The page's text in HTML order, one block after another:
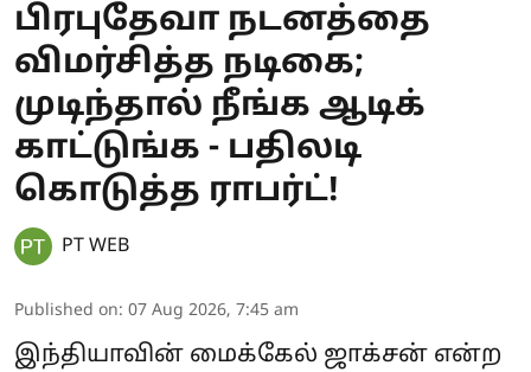
பிரபுதேவா நடனத்தை
விமர்சித்த நடிகை;
முடிந்தால் நீங்க ஆடிக்
காட்டுங்க - பதிலடி
கொடுத்த ராபர்ட்!
PT WEB
Published on: 07 Aug 2026, 7:45 am
இந்தியாவின் மைக்கேல் ஜாக்சன் என்ற